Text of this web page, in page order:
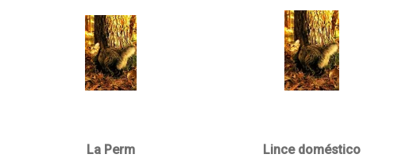
La Perm Lince doméstico